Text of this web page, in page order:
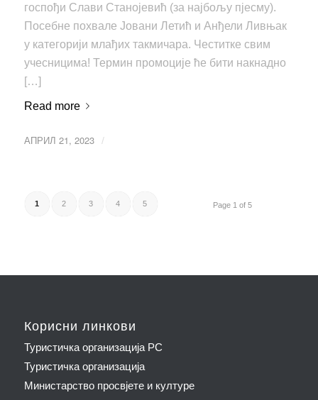
госпођи Слави Станојевић (за најбољу пјесму).
Посебне похвале Јовани Летић и Анђели Ливњак
у категорији млађих такмичара. Честитке свим
учесницима! Термин промоције ће бити накнадно
[…]
Read more
АПРИЛ 21, 2023 /
Page 1 of 5
1 2 3 4 5
Корисни линкови
Туристичка организација РС
Туристичка организација
Министарство просвјете и културе